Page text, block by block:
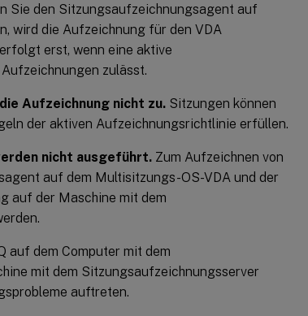
Sie den Sitzungsaufzeichnungsagent auf
wird die Aufzeichnung für den VDA
erst, wenn eine aktive
zulässt.
Aufzeichnung nicht zu. Sitzungen können
der aktiven Aufzeichnungsrichtlinie erfüllen.
nicht ausgeführt. Zum Aufzeichnen von
auf dem Multisitzungs-OS-VDA und der
auf der Maschine mit dem
auf dem Computer mit dem
mit dem Sitzungsaufzeichnungsserver
auftreten.